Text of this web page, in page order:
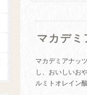
マカデ
マカデミアナッ
し、おいしいお
ルミトオレイン